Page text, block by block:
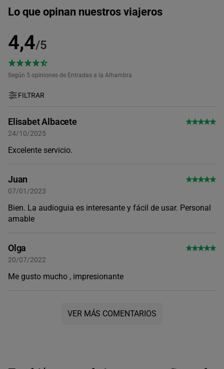
Lo que opinan nuestros viajeros
4,4/5
Según 5 opiniones de Entradas a la Alhambra
FILTRAR
Elisabet Albacete
24/10/2025
Excelente servicio.
Juan
07/01/2023
Bien. La audioguia es interesante y fácil de usar. Personal
amable
Olga
20/07/2022
Me gusto mucho , impresionante
VER MÁS COMENTARIOS